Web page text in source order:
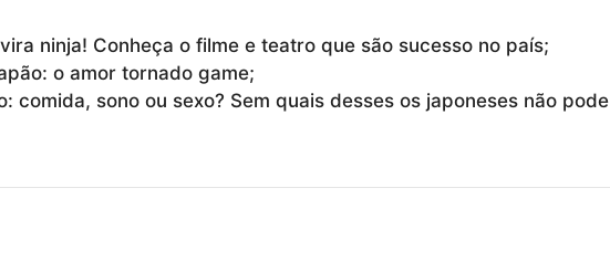
ninja! Conheça o filme e teatro que são sucesso no país;
o amor tornado game;
comida, sono ou sexo? Sem quais desses os japoneses não